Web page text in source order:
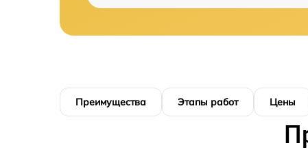
Преимущества Этапы работ Цены